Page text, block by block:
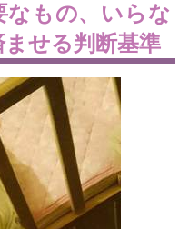
なもの、いらな
せる判断基準